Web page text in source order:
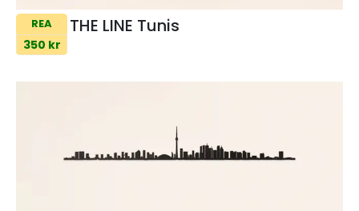
REA
350 kr
THE LINE Tunis